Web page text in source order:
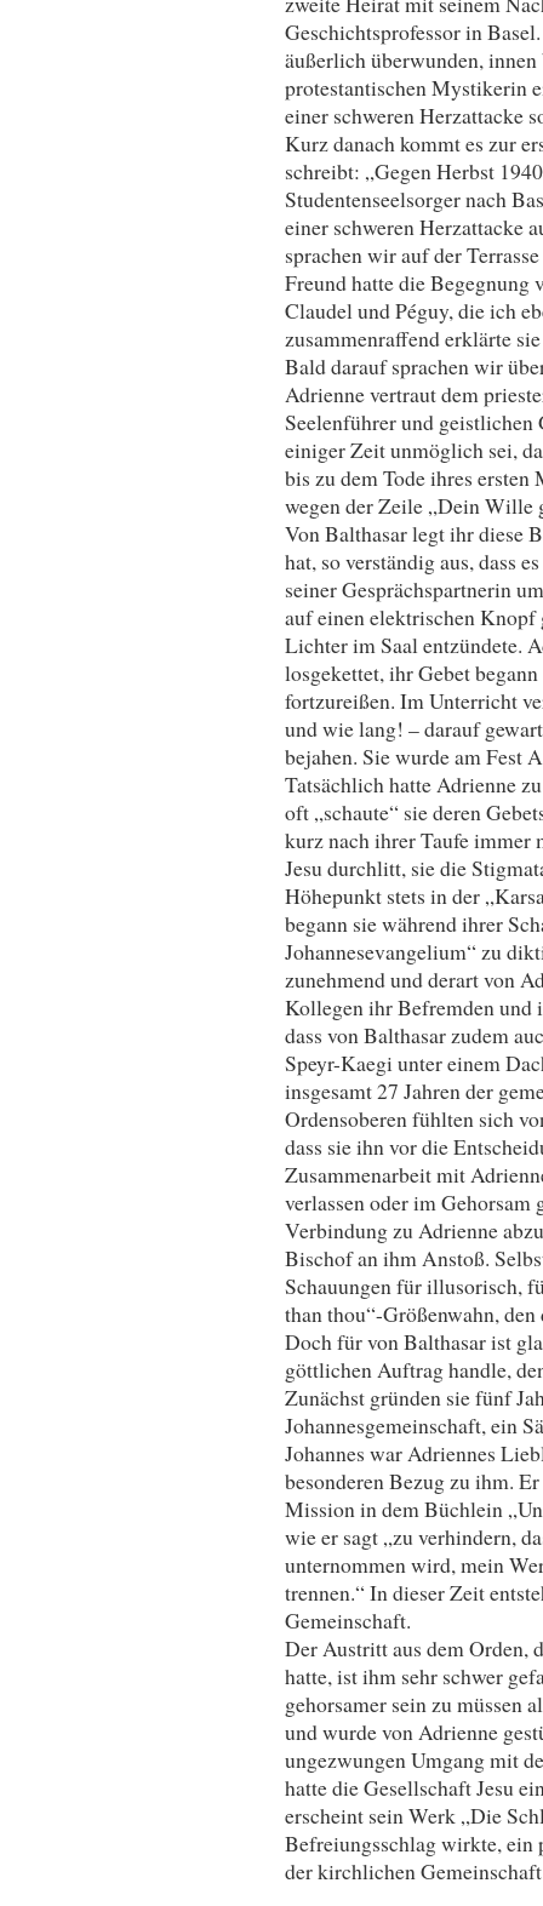
Geschichtsprofessor in
äußerlich überwunden,
protestantischen Mystikerin
einer schweren Herzattacke
Kurz danach kommt es zur
schreibt: „Gegen Herbst
Studentenseelsorger nach
einer schweren Herzattacke
sprachen wir auf der
Freund hatte die
Claudel und Péguy, die ich
zusammenraffend erklärte
Bald darauf sprachen wir
Adrienne vertraut dem
Seelenführer und geistlichen
einiger Zeit unmöglich sei,
bis zu dem Tode ihres ersten
wegen der Zeile „Dein Wille
Von Balthasar legt ihr diese
hat, so verständig aus, dass
seiner Gesprächspartnerin
auf einen elektrischen Knopf
Lichter im Saal entzündete.
losgekettet, ihr Gebet
fortzureißen. Im Unterricht
und wie lang! – darauf
bejahen. Sie wurde am
Tatsächlich hatte Adrienne
oft „schaute“ sie deren
kurz nach ihrer Taufe immer
Jesu durchlitt, sie die
Höhepunkt stets in der
begann sie während ihrer
Johannesevangelium“ zu
zunehmend und derart von
Kollegen ihr Befremden und
dass von Balthasar zudem
Speyr-Kaegi unter einem
insgesamt 27 Jahren der
Ordensoberen fühlten sich
dass sie ihn vor die
Zusammenarbeit mit
verlassen oder im Gehorsam
Verbindung zu Adrienne
Bischof an ihm Anstoß.
Schauungen für illusorisch,
than thou“-Größenwahn,
Doch für von Balthasar ist
göttlichen Auftrag handle,
Zunächst gründen sie fünf
Johannesgemeinschaft, ein
Johannes war Adriennes
besonderen Bezug zu ihm.
Mission in dem Büchlein
wie er sagt „zu verhindern,
unternommen wird, mein
trennen.“ In dieser Zeit
Gemeinschaft.
Der Austritt aus dem Orden,
hatte, ist ihm sehr schwer
gehorsamer sein zu müssen
und wurde von Adrienne
ungezwungen Umgang mit
hatte die Gesellschaft Jesu
erscheint sein Werk „Die
Befreiungsschlag wirkte, ein
der kirchlichen